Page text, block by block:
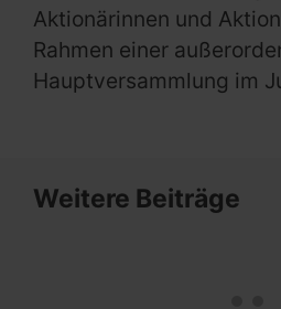
Aktionärinnen und
Rahmen einer
Hauptversammlung im
Weitere Beiträge